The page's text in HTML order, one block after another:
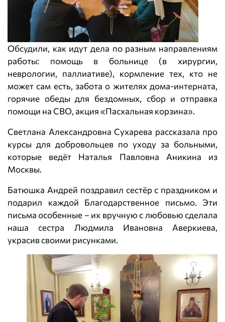
Обсудили, как идут дела по разным направлениям
работы: помощь в больнице (в хирургии,
неврологии, паллиативе), кормление тех, кто не
может сам есть, забота о жителях дома-интерната,
горячие обеды для бездомных, сбор и отправка
помощи на СВО, акция «Пасхальная корзина».
Светлана Александровна Сухарева рассказала про
курсы для добровольцев по уходу за больными,
которые ведёт Наталья Павловна Аникина из
Москвы.
Батюшка Андрей поздравил сестёр с праздником и
подарил каждой Благодарственное письмо. Эти
письма особенные – их вручную с любовью сделала
наша сестра Людмила Ивановна Аверкиева,
украсив своими рисунками.